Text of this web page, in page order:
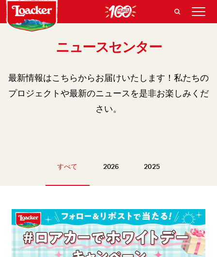
ニュースセンター
最新情報はこちらからお届けいたします！私たちの
プロジェクトや最新のニュースを是非お楽しみくだ
さい。
すべて 2026 2025